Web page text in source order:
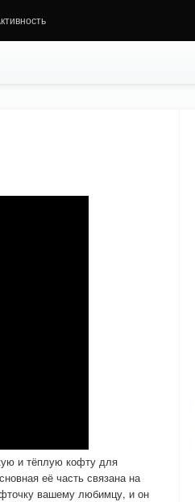
и тёплую кофту для
её часть связана на
вашему любимцу, и он